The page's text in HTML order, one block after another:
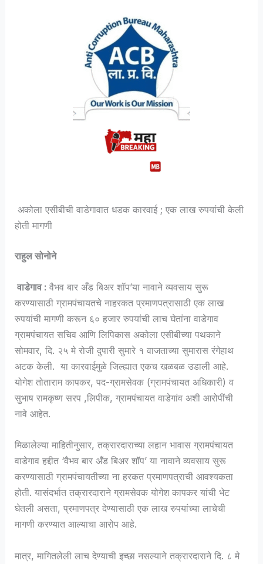
अकोला एसीबीची वाडेगावात धडक कारवाई ; एक लाख रुपयांची केली
होती मागणी
राहुल सोनोने
वाडेगाव : वैभव बार अँड बिअर शॉप’या नावाने व्यवसाय सुरू
करण्यासाठी ग्रामपंचायतचे नाहरकत प्रमाणपत्रासाठी एक लाख
रुपयांची मागणी करून ६० हजार रुपयांची लाच घेतांना वाडेगाव
ग्रामपंचायत सचिव आणि लिपिकास अकोला एसीबीच्या पथकाने
सोमवार, दि. २५ मे रोजी दुपारी सुमारे १ वाजताच्या सुमारास रंगेहाथ
अटक केली. या कारवाईमुळे जिल्ह्यात एकच खळबळ उडाली आहे.
योगेश तोताराम कापकर, पद-ग्रामसेवक (ग्रामपंचायत अधिकारी) व
सुभाष रामकृष्ण सरप ,लिपीक, ग्रामपंचायत वाडेगांव अशी आरोपींची
नावे आहेत.
मिळालेल्या माहितीनुसार, तक्रारदाराच्या लहान भावास ग्रामपंचायत
वाडेगाव हद्दीत ‘वैभव बार अँड बिअर शॉप’ या नावाने व्यवसाय सुरू
करण्यासाठी ग्रामपंचायतीच्या ना हरकत प्रमाणपत्राची आवश्यकता
होती. यासंदर्भात तक्रारदाराने ग्रामसेवक योगेश कापकर यांची भेट
घेतली असता, प्रमाणपत्र देण्यासाठी एक लाख रुपयांच्या लाचेची
मागणी करण्यात आल्याचा आरोप आहे.
मात्र, मागितलेली लाच देण्याची इच्छा नसल्याने तक्रारदाराने दि. ८ मे